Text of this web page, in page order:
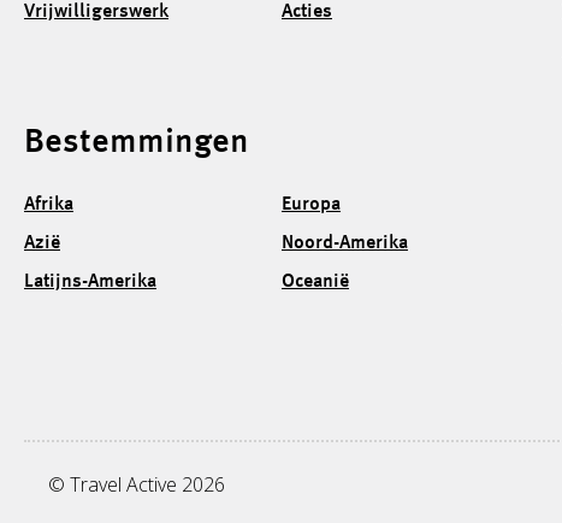
Vrijwilligerswerk
Acties
Bestemmingen
Afrika
Azië
Latijns-Amerika
Europa
Noord-Amerika
Oceanië
© Travel Active 2026